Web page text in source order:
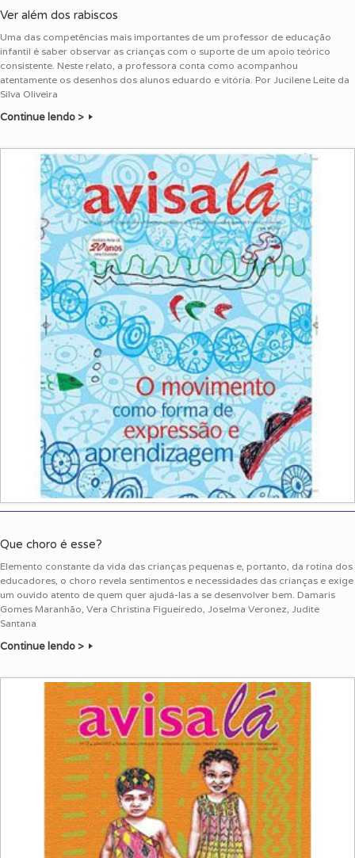
Ver além dos rabiscos
Uma das competências mais importantes de um professor de educação
infantil é saber observar as crianças com o suporte de um apoio teórico
consistente. Neste relato, a professora conta como acompanhou
atentamente os desenhos dos alunos eduardo e vitória. Por Jucilene Leite da
Silva Oliveira
Continue lendo >
Que choro é esse?
Elemento constante da vida das crianças pequenas e, portanto, da rotina dos
educadores, o choro revela sentimentos e necessidades das crianças e exige
um ouvido atento de quem quer ajudá-las a se desenvolver bem. Damaris
Gomes Maranhão, Vera Christina Figueiredo, Joselma Veronez, Judite
Santana
Continue lendo >